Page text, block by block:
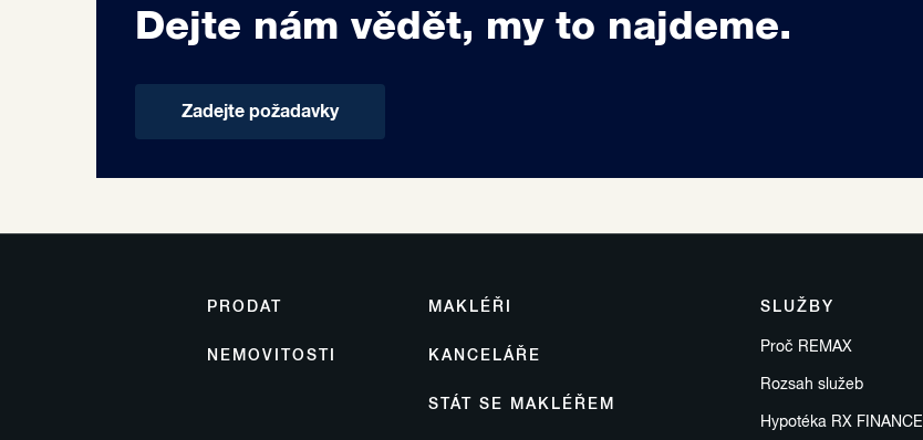
Dejte nám vědět, my to najdeme.
Zadejte požadavky
PRODAT
NEMOVITOSTI
SLUŽBY
Proč REMAX
Rozsah služeb
Hypotéka RX FINANCE
MAKLÉŘI
KANCELÁŘE
STÁT SE MAKLÉŘEM